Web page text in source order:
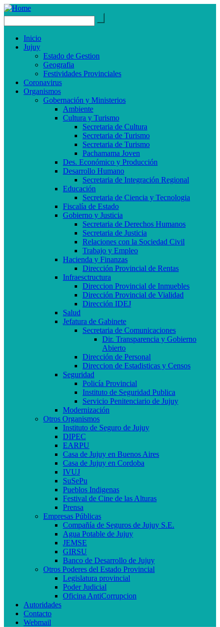
Inicio
Jujuy
Estado de Gestion
Geografia
Festividades Provinciales
Coronavirus
Organismos
Gobernación y Ministerios
Ambiente
Cultura y Turismo
Secretaria de Cultura
Secretaria de Turismo
Secretaria de Turismo
Pachamama Joven
Des. Económico y Producción
Desarrollo Humano
Secretaria de Integración Regional
Educación
Secretaria de Ciencia y Tecnologia
Fiscalía de Estado
Gobierno y Justicia
Secretaria de Derechos Humanos
Secretaria de Justicia
Relaciones con la Sociedad Civil
Trabajo y Empleo
Hacienda y Finanzas
Dirección Provincial de Rentas
Infraesctructura
Direccion Provincial de Inmuebles
Dirección Provincial de Vialidad
Dirección IDEJ
Salud
Jefatura de Gabinete
Secretaria de Comunicaciones
Dir. Transparencia y Gobierno
Abierto
Dirección de Personal
Direccion de Estadisticas y Censos
Seguridad
Policía Provincial
Instituto de Seguridad Publica
Servicio Penitenciario de Jujuy
Modernización
Otros Organismos
Instituto de Seguro de Jujuy
DIPEC
EARPU
Casa de Jujuy en Buenos Aires
Casa de Jujuy en Cordoba
IVUJ
SuSePu
Pueblos Indigenas
Festival de Cine de las Alturas
Prensa
Empresas Públicas
Compañía de Seguros de Jujuy S.E.
Agua Potable de Jujuy
JEMSE
GIRSU
Banco de Desarrollo de Jujuy
Otros Poderes del Estado Provincial
Legislatura provincial
Poder Judicial
Oficina AntiCorrupcion
Autoridades
Contacto
Webmail